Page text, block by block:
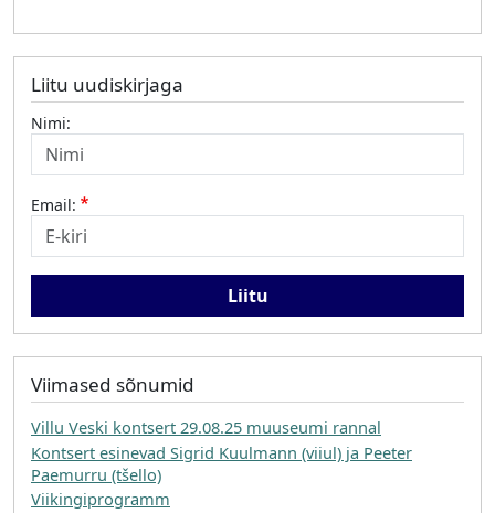
Liitu uudiskirjaga
Nimi:
Email:
Viimased sõnumid
Villu Veski kontsert 29.08.25 muuseumi rannal
Kontsert esinevad Sigrid Kuulmann (viiul) ja Peeter
Paemurru (tšello)
Viikingiprogramm